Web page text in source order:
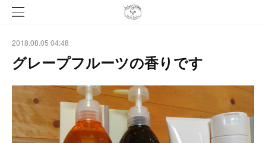
2018.08.05 04:48
グレープフルーツの香りです